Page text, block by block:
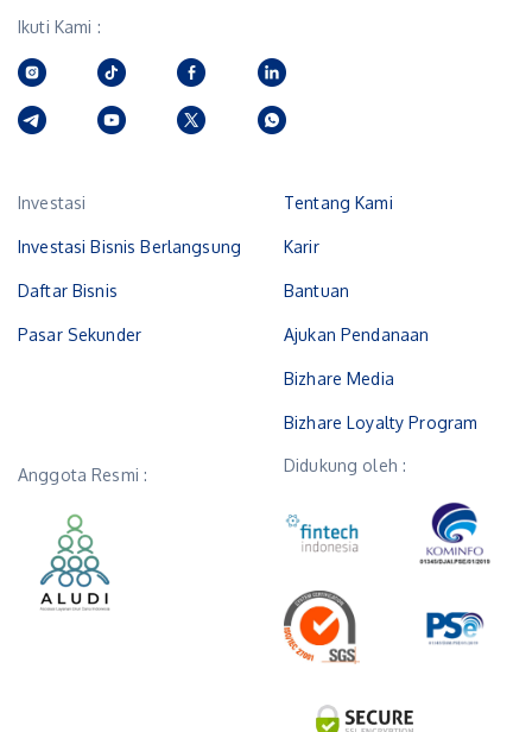
Ikuti Kami :
Investasi
Investasi Bisnis Berlangsung
Daftar Bisnis
Pasar Sekunder
Tentang Kami
Karir
Bantuan
Ajukan Pendanaan
Bizhare Media
Bizhare Loyalty Program
Anggota Resmi : Didukung oleh :